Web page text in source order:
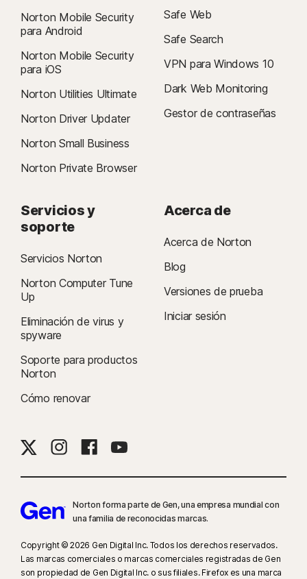
Norton Mobile Security
para Android
Norton Mobile Security
para iOS
Norton Utilities Ultimate
Norton Driver Updater
Norton Small Business
Norton Private Browser
Safe Web
Safe Search
VPN para Windows 10
Dark Web Monitoring
Gestor de contraseñas
Servicios y
soporte
Servicios Norton
Norton Computer Tune
Up
Eliminación de virus y
spyware
Soporte para productos
Norton
Cómo renovar
Acerca de
Acerca de Norton
Blog
Versiones de prueba
Iniciar sesión
Norton forma parte de Gen, una empresa mundial con
una familia de reconocidas marcas.
Copyright © 2026 Gen Digital Inc. Todos los derechos reservados.
Las marcas comerciales o marcas comerciales registradas de Gen
son propiedad de Gen Digital Inc. o sus filiales. Firefox es una marca